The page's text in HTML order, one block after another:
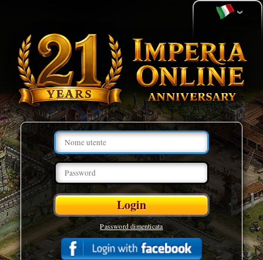
Password dimenticata